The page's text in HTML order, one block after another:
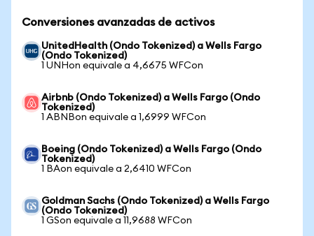
Conversiones avanzadas de activos
UnitedHealth (Ondo Tokenized) a Wells Fargo
(Ondo Tokenized)
1 UNHon equivale a 4,6675 WFCon
Airbnb (Ondo Tokenized) a Wells Fargo (Ondo
Tokenized)
1 ABNBon equivale a 1,6999 WFCon
Boeing (Ondo Tokenized) a Wells Fargo (Ondo
Tokenized)
1 BAon equivale a 2,6410 WFCon
Goldman Sachs (Ondo Tokenized) a Wells Fargo
(Ondo Tokenized)
1 GSon equivale a 11,9688 WFCon